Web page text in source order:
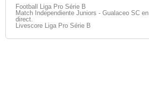
Football Liga Pro Série B
Match Independiente Juniors - Gualaceo SC en
direct.
Livescore Liga Pro Série B